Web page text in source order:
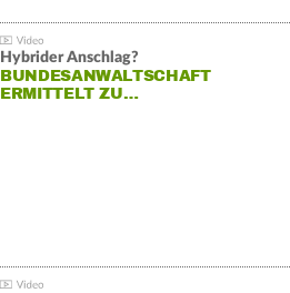
Hybrider Anschlag?
BUNDESANWALTSCHAFT
ERMITTELT ZU…